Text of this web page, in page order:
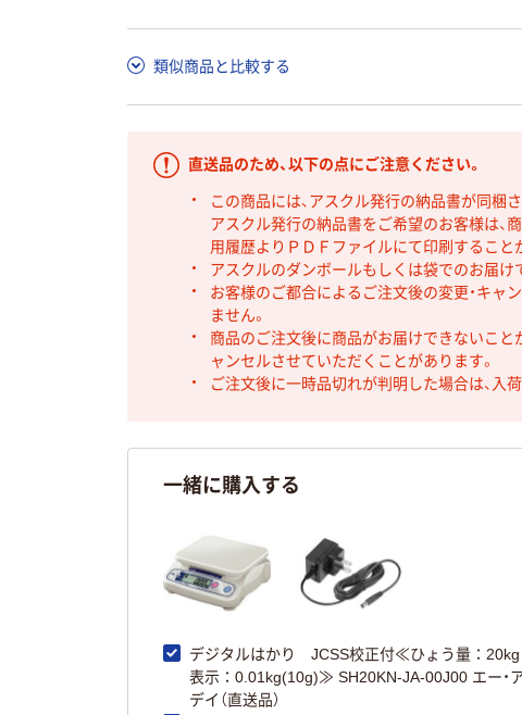
類似商品と比較する
直送品のため、以下の点にご注意ください。
この商品には、アスクル発行の納品書が同梱
アスクル発行の納品書をご希望のお客様は、
用履歴よりＰＤＦファイルにて印刷すること
アスクルのダンボールもしくは袋でのお届け
お客様のご都合によるご注文後の変更・キャ
ません。
商品のご注文後に商品がお届けできないこと
ャンセルさせていただくことがあります。
ご注文後に一時品切れが判明した場合は、入
一緒に購入する
デジタルはかり JCSS校正付≪ひょう量：
表示：0.01kg(10g)≫ SH20KN-JA-00J00 エー・ア
デイ（直送品）